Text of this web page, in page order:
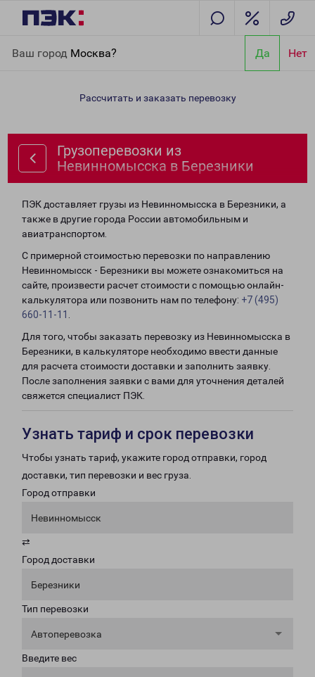
Ваш город Москва? Да Нет
Березники
Рассчитать и заказать перевозку
Грузоперевозки из
Невинномысска в Березники
ПЭК доставляет грузы из Невинномысска в Березники, а
также в другие города России автомобильным и
авиатранспортом.
С примерной стоимостью перевозки по направлению
Невинномысск - Березники вы можете ознакомиться на
сайте, произвести расчет стоимости с помощью онлайн-
калькулятора или позвонить нам по телефону: +7 (495)
660-11-11
Для того, чтобы заказать перевозку из Невинномысска в
Березники, в калькуляторе необходимо ввести данные
для расчета стоимости доставки и заполнить заявку.
После заполнения заявки с вами для уточнения деталей
свяжется специалист ПЭК.
Узнать тариф и срок перевозки
Чтобы узнать тариф, укажите город отправки, город
доставки, тип перевозки и вес груза.
Город отправки
Невинномысск
⇄
Город доставки
Березники
Тип перевозки
Автоперевозка
Введите вес